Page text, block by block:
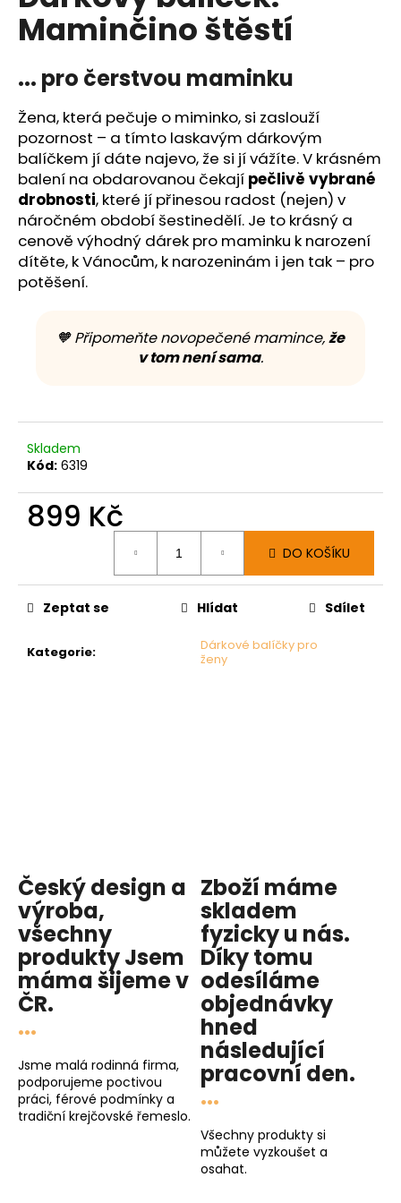
0,0
hvězdiček.
Maminčino štěstí
... pro čerstvou maminku
Žena, která pečuje o miminko, si zaslouží
pozornost – a tímto laskavým dárkovým
balíčkem jí dáte najevo, že si jí vážíte. V krásném
balení na obdarovanou čekají pečlivě vybrané
drobnosti, které jí přinesou radost (nejen) v
náročném období šestinedělí. Je to krásný a
cenově výhodný dárek pro maminku k narození
dítěte, k Vánocům, k narozeninám i jen tak – pro
potěšení.
🧡 Připomeňte novopečené mamince,že
v tom není sama.
Skladem
Kód: 6319
899 Kč
DO KOŠÍKU
Kategorie:
Dárkové balíčky pro
ženy
Zeptat se Hlídat Sdílet
Český design a
výroba,
všechny
produktyJsem
mámašijeme v
ČR.
...
Jsme malá rodinná firma,
podporujeme poctivou
práci, férové podmínky a
tradiční krejčovské řemeslo.
Zboží máme
skladem
fyzicky u nás.
Díky tomu
odesíláme
objednávky
hned
následující
pracovní den.
...
Všechny produkty si
můžete vyzkoušet a
osahat.
u
j
m